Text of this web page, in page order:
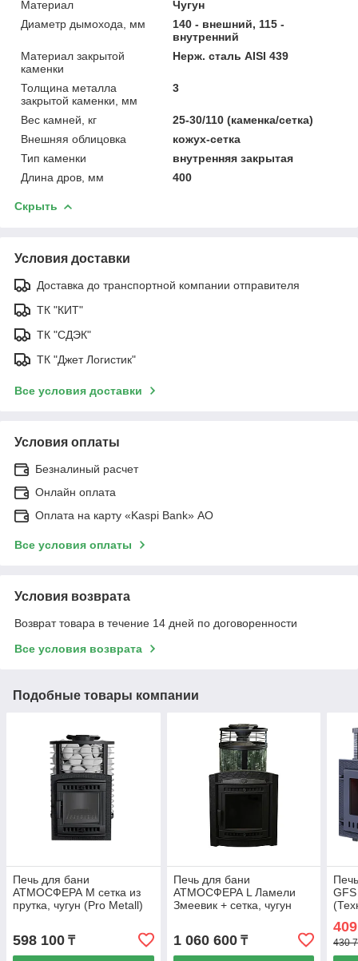
Материал
Чугун
Диаметр дымохода, мм
140 - внешний, 115 -
внутренний
Материал закрытой
каменки
Нерж. сталь AISI 439
Толщина металла
закрытой каменки, мм
3
Вес камней, кг
25-30/110 (каменка/сетка)
Внешняя облицовка
кожух-сетка
Тип каменки
внутренняя закрытая
Длина дров, мм
400
Скрыть
Условия доставки
Доставка до транспортной компании отправителя
ТК "КИТ"
ТК "СДЭК"
ТК "Джет Логистик"
Все условия доставки
Условия оплаты
Безналиный расчет
Онлайн оплата
Оплата на карту «Kaspi Bank» АО
Все условия оплаты
Условия возврата
Возврат товара в течение 14 дней по договоренности
Все условия возврата
Подобные товары компании
Печь для бани
АТМОСФЕРА М сетка из
прутка, чугун (Pro Metall)
598 100 ₸
Печь для бани
АТМОСФЕРА L Ламели
Змеевик + сетка, чугун
1 060 600₸ 430